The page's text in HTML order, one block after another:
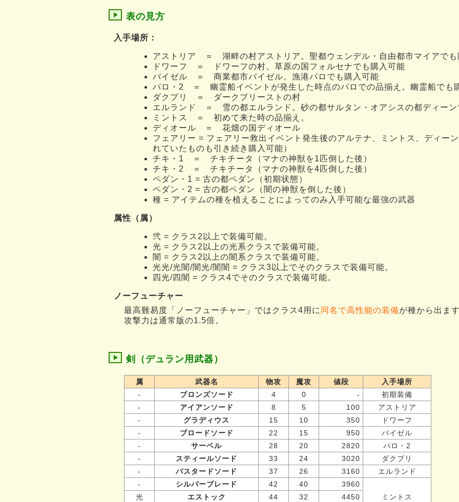
表の見方
入手場所：
アストリア ＝ 湖畔の村アストリア。聖都ウェンデル・自由都市マイアでも
ドワーフ ＝ ドワーフの村。草原の国フォルセナでも購入可能
バイゼル ＝ 商業都市バイゼル。漁港パロでも購入可能
パロ・2 ＝ 幽霊船イベントが発生した時点のパロでの品揃え。幽霊船でも
ダクプリ ＝ ダークプリーストの村
エルランド ＝ 雪の都エルランド。砂の都サルタン・オアシスの都ディーン
ミントス ＝ 初めて来た時の品揃え。
ディオール ＝ 花畑の国ディオール
フェアリー = フェアリー救出イベント発生後のアルテナ、ミントス、ディー
れていたものも引き続き購入可能）
チキ・1 ＝ チキチータ（マナの神獣を1匹倒した後）
チキ・2 ＝ チキチータ（マナの神獣を4匹倒した後）
ペダン・1 = 古の都ペダン（初期状態）
ペダン・2 = 古の都ペダン（闇の神獣を倒した後）
種 = アイテムの種を植えることによってのみ入手可能な最強の武器
属性（属）
弐 = クラス2以上で装備可能。
光 = クラス2以上の光系クラスで装備可能。
闇 = クラス2以上の闇系クラスで装備可能。
光光/光闇/闇光/闇闇 = クラス3以上でそのクラスで装備可能。
四光/四闇 = クラス4でそのクラスで装備可能。
ノーフューチャー
最高難易度「ノーフューチャー」ではクラス4用に 同名で高性能の装備が種から出ま
攻撃力は通常版の1.5倍。
剣（デュラン用武器）
属 武器名 物攻 魔攻 値段
入手場所
-
ブロンズソード 4 0 -
初期装備
-
アイアンソード 8 5 100
アストリア
-
グラディウス 15 10 350
ドワーフ
-
ブロードソード 22 15 950
バイゼル
-
サーベル 28 20 2820
パロ・2
-
スティールソード 33 24 3020
ダクプリ
-
バスタードソード 37 26 3160
エルランド
-
シルバーブレード 42 40
3960
ミントス
光 エストック 44 32
4450